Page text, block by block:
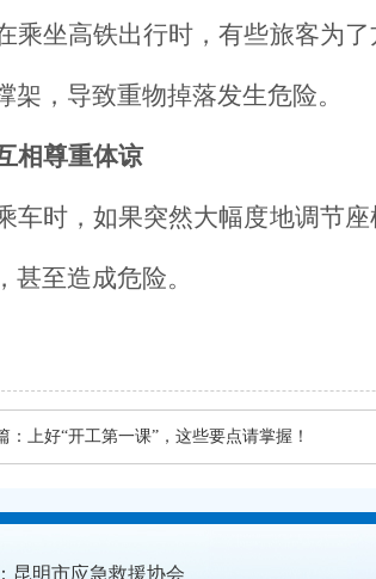
乘坐高铁出行时，有些旅客为
架，导致重物掉落发生危险。
相尊重体谅
车时，如果突然大幅度地调节
甚至造成危险。
： 上好“开工第一课”，这些要点请掌握！
昆明市应急救援协会